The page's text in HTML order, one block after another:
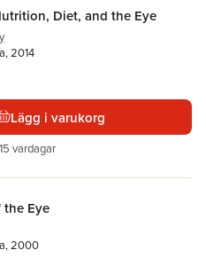
Diet, and the Eye
2014
Lägg i varukorg
vardagar
Eye
2000